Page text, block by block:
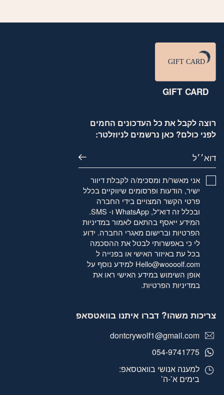
רוצה לקבל את כל העדכונים החמים
לפני כולם? כאן נרשמים לניוזלטר:
דוא׳׳ל
אני מאשר/ת ומסכימ/ה לקבלת דיוור
ישיר, הודעות ופרסומים שיווקיים בכלל
פרטי הקשר המצויים בידי החברה
ובכלל זה דוא"ל, WhatsApp ו- SMS.
המידע ייאסף בהתאם לאמורבמדיניות
הפרטיותוברישום מאגרי החברה. ידוע
לי כי באפשרותי לבטל את ההסכמה
בכל עת באיזור האישי או בפנייה ל
Hello@woooolf.com למידע נוסף על
אופן השימוש במידע האישי ראו את
במדיניות הפרטיות.
צריכות משהו? דברו איתנו בוואטסאפ
dontcrywolf1@gmail.com
054-9741775
למענה אנושי בוואטסאפ:
בימים א’-ה’
GIFT CARD